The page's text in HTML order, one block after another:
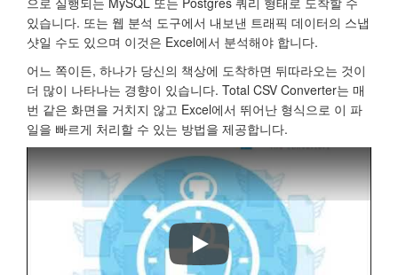
있습니다. 또는 웹 분석 도구에서 내보낸 트래픽 데이터의 스냅
샷일 수도 있으며 이것은 Excel에서 분석해야 합니다.
어느 쪽이든, 하나가 당신의 책상에 도착하면 뒤따라오는 것이
더 많이 나타나는 경향이 있습니다. Total CSV Converter는 매
번 같은 화면을 거치지 않고 Excel에서 뛰어난 형식으로 이 파
일을 빠르게 처리할 수 있는 방법을 제공합니다.
Total CSV Converter